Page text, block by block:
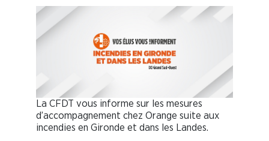
La CFDT vous informe sur les mesures
d’accompagnement chez Orange suite aux
incendies en Gironde et dans les Landes.